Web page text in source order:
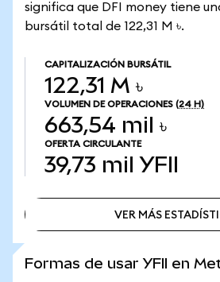
significa que DFI money tiene
bursátil total de 122,31 M ৳.
CAPITALIZACIÓN BURSÁTIL
122,31 M ৳
VOLUMEN DE OPERACIONES (24 H)
663,54 mil ৳
OFERTA CIRCULANTE
39,73 mil YFII
VER MÁS
Formas de usar YFII en